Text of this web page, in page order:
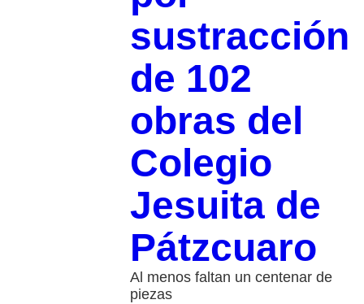
sustracción
de 102
obras del
Colegio
Jesuita de
Pátzcuaro
Al menos faltan un centenar de
piezas